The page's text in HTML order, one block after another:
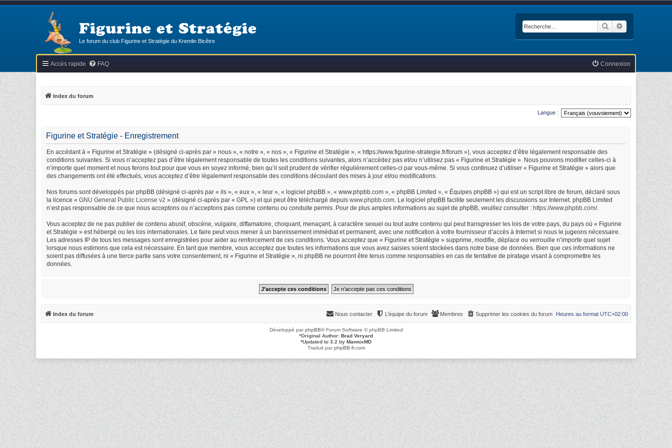
Figurine et Stratégie
Le forum du club Figurine et Stratégie du Kremlin Bicêtre
Rechercher
Accès rapide FAQ Connexion
Index du forum
Langue :
Figurine et Stratégie - Enregistrement
En accédant à « Figurine et Stratégie » (désigné ci-après par « nous », « notre », « nos », « Figurine et Stratégie », « https://www.figurine-strategie.fr/forum »), vous acceptez d’être légalement responsable des
conditions suivantes. Si vous n’acceptez pas d’être légalement responsable de toutes les conditions suivantes, alors n’accédez pas et/ou n’utilisez pas « Figurine et Stratégie ». Nous pouvons modifier celles-ci à
n’importe quel moment et nous ferons tout pour que vous en soyez informé, bien qu’il soit prudent de vérifier régulièrement celles-ci par vous-même. Si vous continuez d’utiliser « Figurine et Stratégie » alors que
des changements ont été effectués, vous acceptez d’être légalement responsable des conditions découlant des mises à jour et/ou modifications.
Nos forums sont développés par phpBB (désigné ci-après par « ils », « eux », « leur », « logiciel phpBB », « www.phpbb.com », « phpBB Limited », « Équipes phpBB ») qui est un script libre de forum, déclaré sous
la licence « GNU General Public License v2 » (désigné ci-après par « GPL ») et qui peut être téléchargé depuis www.phpbb.com . Le logiciel phpBB facilite seulement les discussions sur Internet. phpBB Limited
n’est pas responsable de ce que nous acceptons ou n’acceptons pas comme contenu ou conduite permis. Pour de plus amples informations au sujet de phpBB, veuillez consulter : https://www.phpbb.com/.
Vous acceptez de ne pas publier de contenu abusif, obscène, vulgaire, diffamatoire, choquant, menaçant, à caractère sexuel ou tout autre contenu qui peut transgresser les lois de votre pays, du pays où « Figurine
et Stratégie » est hébergé ou les lois internationales. Le faire peut vous mener à un bannissement immédiat et permanent, avec une notification à votre fournisseur d’accès à Internet si nous le jugeons nécessaire.
Les adresses IP de tous les messages sont enregistrées pour aider au renforcement de ces conditions. Vous acceptez que « Figurine et Stratégie » supprime, modifie, déplace ou verrouille n’importe quel sujet
lorsque nous estimons que cela est nécessaire. En tant que membre, vous acceptez que toutes les informations que vous avez saisies soient stockées dans notre base de données. Bien que ces informations ne
soient pas diffusées à une tierce partie sans votre consentement, ni « Figurine et Stratégie », ni phpBB ne pourront être tenus comme responsables en cas de tentative de piratage visant à compromettre les
données.
Index du forum Heures au format UTC+02:00
Supprimer les cookies du forum
Membres
L’équipe du forum
Nous contacter
Développé parphpBB® Forum Software © phpBB Limited
*Original Author: Brad Veryard
*Updated to 3.2 by MannixMD
Traduit parphpBB-fr.com